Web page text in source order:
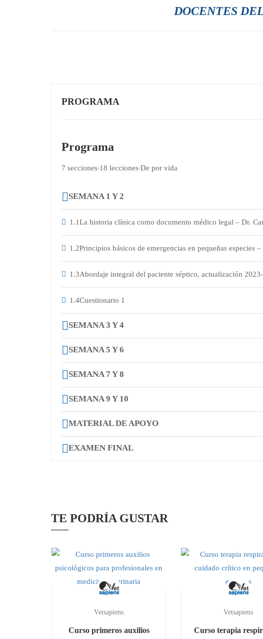
DOCENTES
PROGRAMA
Programa
7 secciones 18 lecciones De por vida
SEMANA 1 Y 2
1.1La historia clínica como documento médico legal – Dr.
1.2Principios básicos de emergencias en pequeñas especies
1.3Abordaje integral del paciente séptico, actualización
1.4Cuestionario 1
SEMANA 3 Y 4
SEMANA 5 Y 6
SEMANA 7 Y 8
SEMANA 9 Y 10
MATERIAL DE APOYO
EXAMEN FINAL
TE PODRÍA GUSTAR
Vetsapiens
Curso primeros auxilios
Vetsapiens
Curso terapia